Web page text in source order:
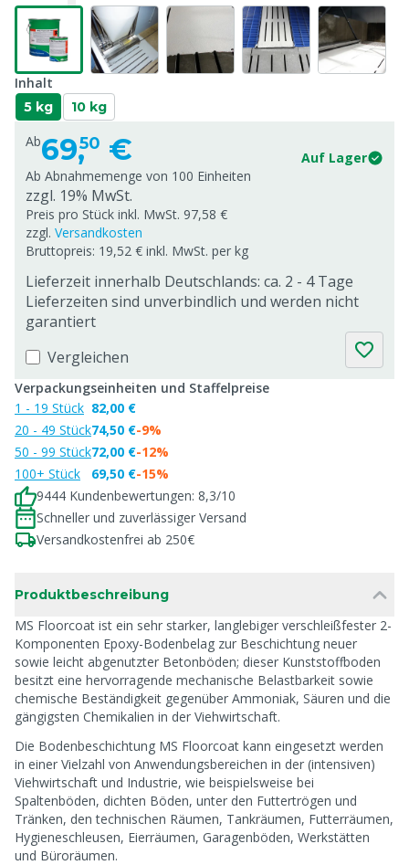
Inhalt
5 kg 10 kg
Ab69,50 €
Auf Lager
Ab Abnahmemenge von 100 Einheiten
zzgl. 19% MwSt.
Preis pro Stück inkl. MwSt. 97,58 €
zzgl. Versandkosten
Bruttopreis: 19,52 € inkl. MwSt. per kg
Lieferzeit innerhalb Deutschlands: ca. 2 - 4 Tage
Lieferzeiten sind unverbindlich und werden nicht
garantiert
Vergleichen
Verpackungseinheiten und Staffelpreise
1 - 19 Stück
20 - 49 Stück
50 - 99 Stück
100+ Stück
82,00 €
74,50 €
72,00 €
69,50 €
-9%
-12%
-15%
9444 Kundenbewertungen: 8,3/10
Schneller und zuverlässiger Versand
Versandkostenfrei ab 250€
Produktbeschreibung
MS Floorcoat ist ein sehr starker, langlebiger verschleißfester 2-
Komponenten Epoxy-Bodenbelag zur Beschichtung neuer
sowie leicht abgenutzter Betonböden; dieser Kunststoffboden
besitzt eine hervorragende mechanische Belastbarkeit sowie
chemische Beständigkeit gegenüber Ammoniak, Säuren und die
gängigsten Chemikalien in der Viehwirtschaft.
Die Bodenbeschichtung MS Floorcoat kann eingesetzt werden
in einer Vielzahl von Anwendungsbereichen in der (intensiven)
Viehwirtschaft und Industrie, wie beispielsweise bei
Spaltenböden, dichten Böden, unter den Futtertrögen und
Tränken, den technischen Räumen, Tankräumen, Futterräumen,
Hygieneschleusen, Eierräumen, Garagenböden, Werkstätten
und Büroräumen.